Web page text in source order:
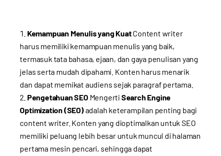
Kemampuan Menulis yang KuatContent writer
harus memiliki kemampuan menulis yang baik,
termasuk tata bahasa, ejaan, dan gaya penulisan yang
jelas serta mudah dipahami. Konten harus menarik
dan dapat memikat audiens sejak paragraf pertama.
Pengetahuan SEOMengerti Search Engine
Optimization (SEO)adalah keterampilan penting bagi
content writer. Konten yang dioptimalkan untuk SEO
memiliki peluang lebih besar untuk muncul di halaman
pertama mesin pencari, sehingga dapat